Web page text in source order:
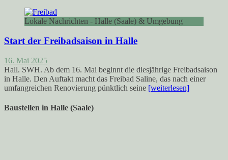
Lokale Nachrichten - Halle (Saale) & Umgebung
Start der Freibadsaison in Halle
16. Mai 2025
Hall. SWH. Ab dem 16. Mai beginnt die diesjährige Freibadsaison
in Halle. Den Auftakt macht das Freibad Saline, das nach einer
umfangreichen Renovierung pünktlich seine [weiterlesen]
Baustellen in Halle (Saale)